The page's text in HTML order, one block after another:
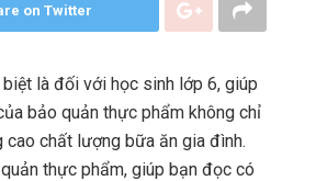
on Twitter
là đối với học sinh lớp 6, giúp
bảo quản thực phẩm không chỉ
chất lượng bữa ăn gia đình.
thực phẩm, giúp bạn đọc có